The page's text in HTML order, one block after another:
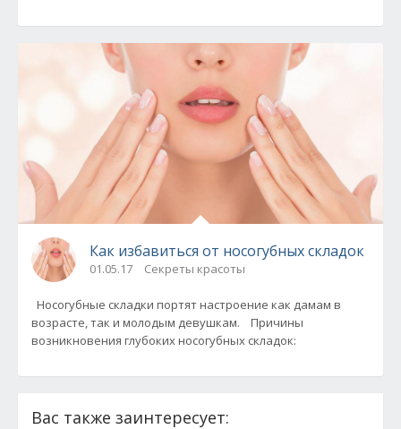
Как избавиться от носогубных складок
01.05.17 Секреты красоты
Носогубные складки портят настроение как дамам в
возрасте, так и молодым девушкам. Причины
возникновения глубоких носогубных складок:
Вас также заинтересует: